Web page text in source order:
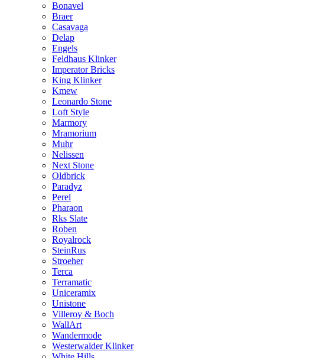
Bonavel
Braer
Casavaga
Delap
Engels
Feldhaus Klinker
Imperator Bricks
King Klinker
Kmew
Leonardo Stone
Loft Style
Marmory
Mramorium
Muhr
Nelissen
Next Stone
Oldbrick
Paradyz
Perel
Pharaon
Rks Slate
Roben
Royalrock
SteinRus
Stroeher
Terca
Terramatic
Uniceramix
Unistone
Villeroy & Boch
WallArt
Wandermode
Westerwalder Klinker